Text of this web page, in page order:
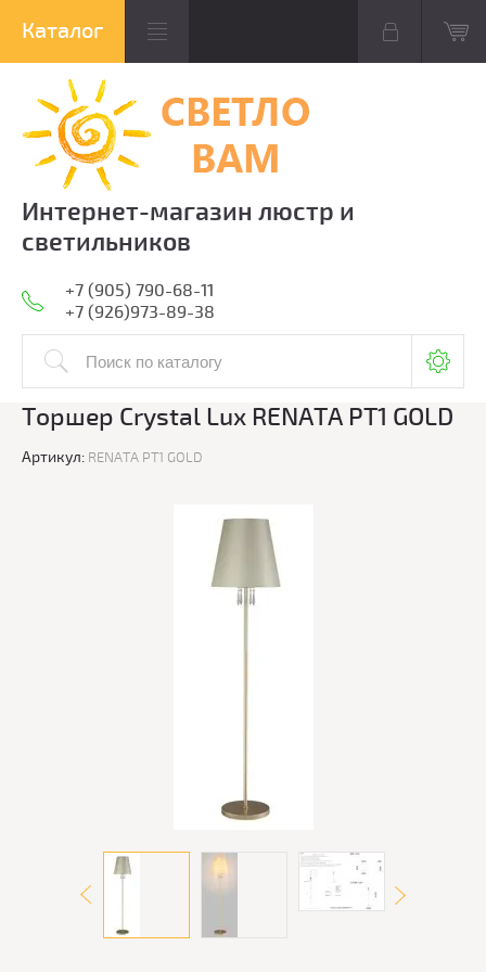
Интернет-магазин люстр и
светильников
+7 (905) 790-68-11
+7 (926)973-89-38
Торшер Crystal Lux RENATA PT1 GOLD
Артикул: RENATA PT1 GOLD